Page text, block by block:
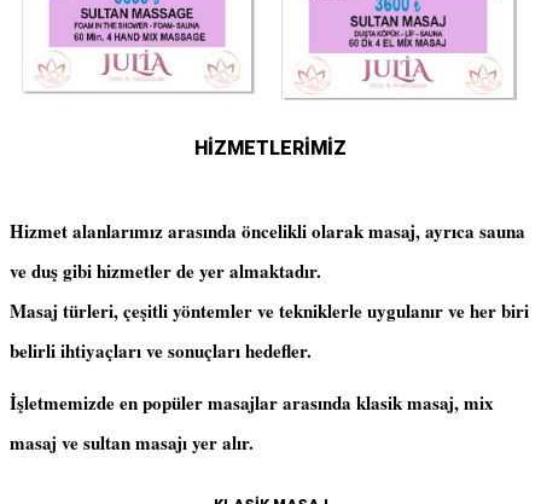
HİZMETLERİMİZ
Hizmet alanlarımız arasında öncelikli olarak masaj, ayrıca sauna
ve duş gibi hizmetler de yer almaktadır.
Masaj türleri, çeşitli yöntemler ve tekniklerle uygulanır ve her biri
belirli ihtiyaçları ve sonuçları hedefler.
İşletmemizde en popüler masajlar arasında klasik masaj, mix
masaj ve sultan masajı yer alır.